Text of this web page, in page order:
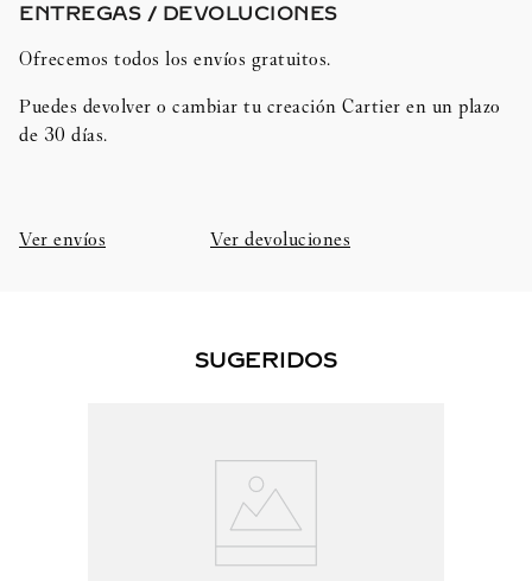
ENTREGAS / DEVOLUCIONES​
Ofrecemos todos los envíos gratuitos.
Puedes devolver o cambiar tu creación Cartier en un plazo
de 30 días.​
Ver envíos Ver devoluciones
SUGERIDOS